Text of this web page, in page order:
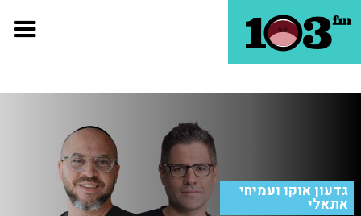
גדעון אוקו ועמיחי
אתאלי